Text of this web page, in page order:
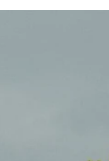
dernières semaines.